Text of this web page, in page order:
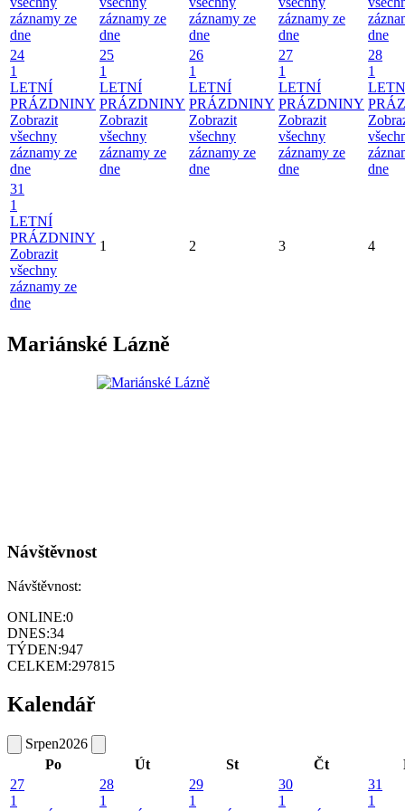
záznamy ze
dne
záznamy ze
dne
záznamy ze
dne
záznamy ze
dne
dne
24
1
LETNÍ
PRÁZDNINY
Zobrazit
všechny
záznamy ze
dne
25
1
LETNÍ
PRÁZDNINY
Zobrazit
všechny
záznamy ze
dne
26
1
LETNÍ
PRÁZDNINY
Zobrazit
všechny
záznamy ze
dne
27
1
LETNÍ
PRÁZDNINY
Zobrazit
všechny
záznamy ze
dne
28
1
dne
31
1
LETNÍ
PRÁZDNINY
Zobrazit
všechny
záznamy ze
dne
1 2 3 4
Mariánské Lázně
Návštěvnost
Návštěvnost:
ONLINE:0
DNES:34
TÝDEN:947
CELKEM:297815
Kalendář
Srpen2026
Po
Út St Čt
27
1
28
1
29
1
30
1
31
1